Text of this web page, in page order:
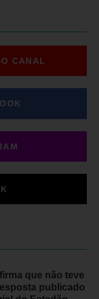
CANAL
que não teve
publicado